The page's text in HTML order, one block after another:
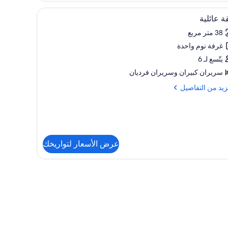
لوح كي وطراز فريد لكل وحدة ستائر تعتيم وتجهيزات عازلة للصوت ومكواة/لوح
7عائلية
38 متر مربع
غرفة نوم واحدة
يتّسع لـ 6
سريران كبيران‫‬ وسريران فرديان
من التفاصيل
عرض الأسعار لتواريخك